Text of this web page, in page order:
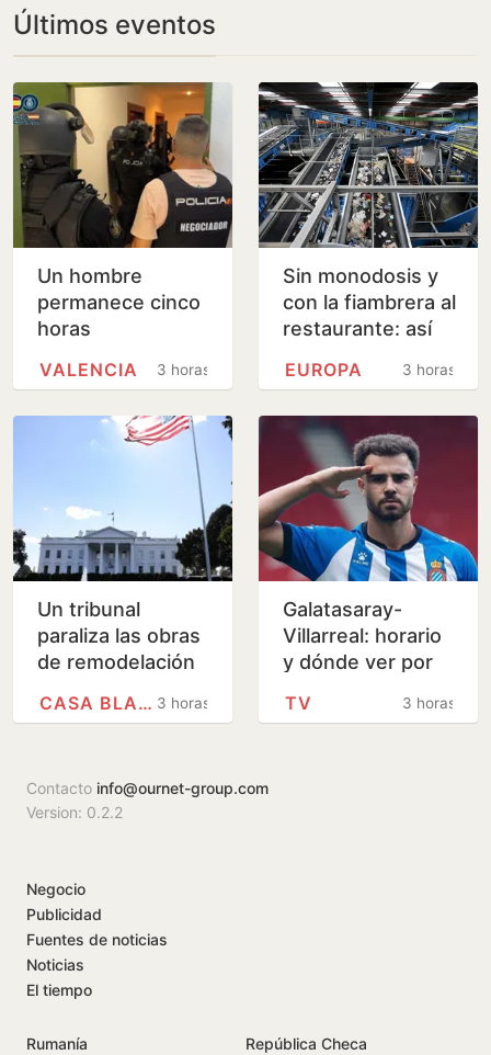
Últimos eventos
Un hombre
permanece cinco
horas
un piso de
3 horas
VALENCIA
Sin monodosis y
con la fiambrera al
restaurante: así
plásticos la nueva
3 horas
EUROPA
Un tribunal
paraliza las obras
de remodelación
ordenadas por3 horas
CASA BLANCA
Galatasaray-
Villarreal: horario
y dónde ver por
último amistoso
3 horas
TV
Contacto info@ournet-group.com
Version: 0.2.2
Negocio
Publicidad
Fuentes de noticias
Noticias
El tiempo
Rumanía República Checa